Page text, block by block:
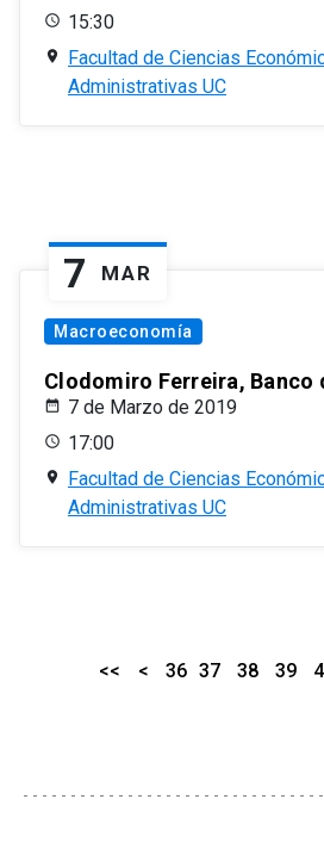
15:30
Facultad de Ciencias
Administrativas UC
7 MAR
Macroeconomía
Clodomiro Ferreira, Banco
7 de Marzo de 2019
17:00
Facultad de Ciencias
Administrativas UC
<< < 36 37 38 39